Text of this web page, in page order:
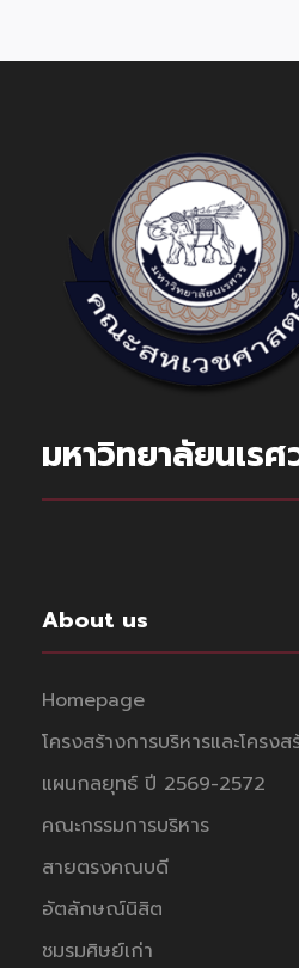
มหาวิทยาลัยนเรศ
About us
Homepage
โครงสร้างการบริหารและโครง
แผนกลยุทธ์ ปี 2569-2572
คณะกรรมการบริหาร
สายตรงคณบดี
อัตลักษณ์นิสิต
ชมรมศิษย์เก่า